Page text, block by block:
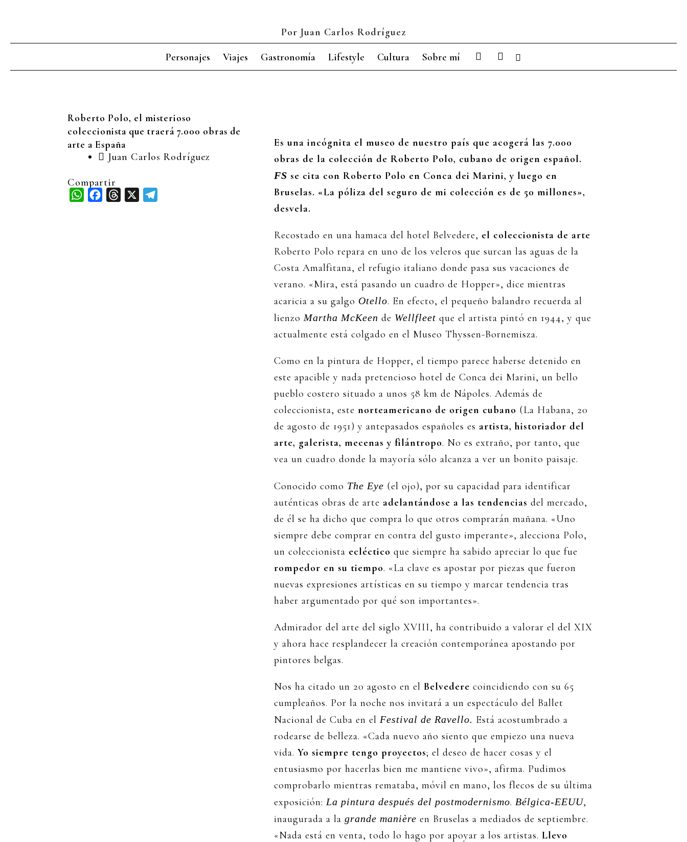
Por Juan Carlos Rodríguez
Personajes Viajes Gastronomía Lifestyle Cultura Sobre mí
I
L
Roberto Polo, el misterioso
coleccionista que traerá 7.000 obras de
arte a España
Juan Carlos Rodríguez
Compartir
WhatsAppFacebookThreads
Es una incógnita el museo de nuestro país que acogerá las 7.000
obras de la colección de Roberto Polo, cubano de origen español.
FS se cita con Roberto Polo en Conca dei Marini, y luego en
Bruselas. «La póliza del seguro de mi colección es de 50 millones»,
desvela.
Recostado en una hamaca del hotel Belvedere, el coleccionista de arte
Roberto Polo repara en uno de los veleros que surcan las aguas de la
Costa Amalfitana, el refugio italiano donde pasa sus vacaciones de
verano. «Mira, está pasando un cuadro de Hopper», dice mientras
acaricia a su galgo Otello. En efecto, el pequeño balandro recuerda al
lienzoMartha McKeen de Wellfleet que el artista pintó en 1944, y que
actualmente está colgado en el Museo Thyssen-Bornemisza.
Como en la pintura de Hopper, el tiempo parece haberse detenido en
este apacible y nada pretencioso hotel de Conca dei Marini, un bello
pueblo costero situado a unos 58 km de Nápoles. Además de
coleccionista, este norteamericano de origen cubano (La Habana, 20
de agosto de 1951) y antepasados españoles es artista, historiador del
arte, galerista, mecenas y filántropo. No es extraño, por tanto, que
vea un cuadro donde la mayoría sólo alcanza a ver un bonito paisaje.
Conocido como The Eye (el ojo), por su capacidad para identificar
auténticas obras de arte adelantándose a las tendencias del mercado,
de él se ha dicho que compra lo que otros comprarán mañana. «Uno
siempre debe comprar en contra del gusto imperante», alecciona Polo,
un coleccionista ecléctico que siempre ha sabido apreciar lo que fue
rompedor en su tiempo. «La clave es apostar por piezas que fueron
nuevas expresiones artísticas en su tiempo y marcar tendencia tras
haber argumentado por qué son importantes».
Admirador del arte del siglo XVIII, ha contribuido a valorar el del XIX
y ahora hace resplandecer la creación contemporánea apostando por
pintores belgas.
Nos ha citado un 20 agosto en el Belvedere coincidiendo con su 65
cumpleaños. Por la noche nos invitará a un espectáculo del Ballet
Nacional de Cuba en el Festival de Ravello. Está acostumbrado a
rodearse de belleza. «Cada nuevo año siento que empiezo una nueva
vida. Yo siempre tengo proyectos; el deseo de hacer cosas y el
entusiasmo por hacerlas bien me mantiene vivo», afirma. Pudimos
comprobarlo mientras remataba, móvil en mano, los flecos de su última
exposición:La pintura después del postmodernismo. Bélgica-EEUU,
inaugurada a la grande manière en Bruselas a mediados de septiembre.
«Nada está en venta, todo lo hago por apoyar a los artistas. Llevo